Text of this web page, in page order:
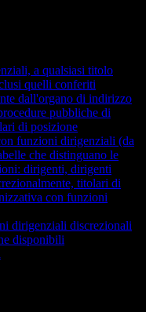
a qualsiasi titolo
quelli conferiti
dall'organo di indirizzo
pubbliche di
di posizione
funzioni dirigenziali (da
che distinguano le
dirigenti, dirigenti
titolari di
con funzioni
dirigenziali discrezionali
disponibili